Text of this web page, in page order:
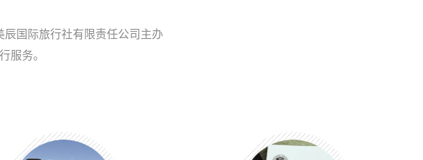
国际旅行社有限责任公司主办
服务。